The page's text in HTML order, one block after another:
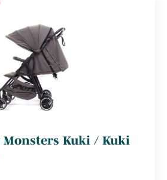
Monsters Kuki / Kuki